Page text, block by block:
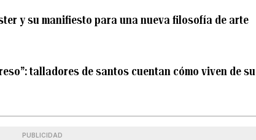
y su manifiesto para una nueva filosofía de arte
talladores de santos cuentan cómo viven de su
PUBLICIDAD